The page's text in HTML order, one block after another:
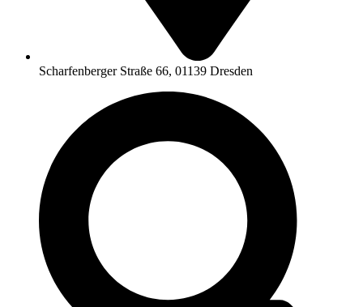
Scharfenberger Straße 66, 01139 Dresden